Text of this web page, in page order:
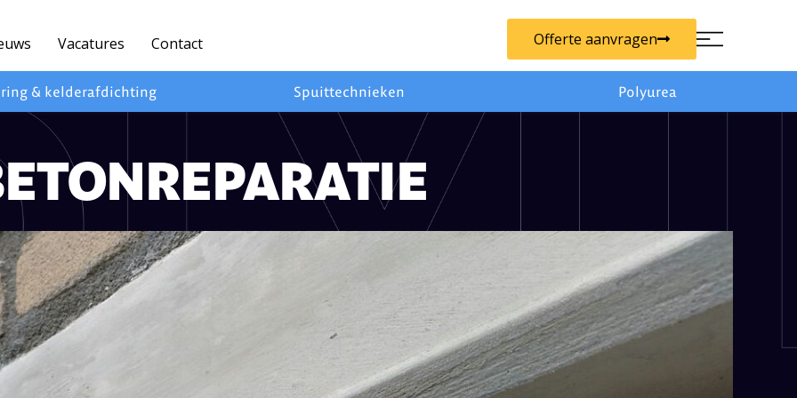
Vacatures Contact Offerte aanvragen
& kelderafdichting Spuittechnieken Polyurea